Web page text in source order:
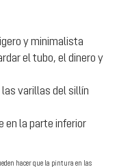
y minimalista
el tubo, el dinero y
las varillas del sillín
en la parte inferior
hacer que la pintura en las